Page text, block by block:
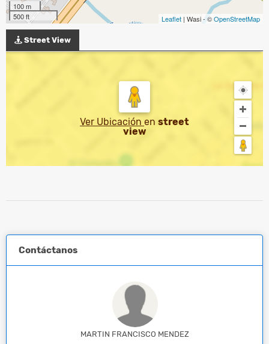
100 m
500 ft
Leaflet | Wasi - ©OpenStreetMap
Street View
Ver Ubicación en street
view
Contáctanos
MARTIN FRANCISCO MENDEZ